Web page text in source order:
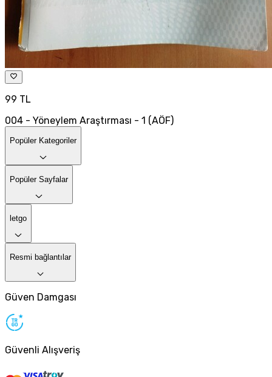
99 TL
004 - Yöneylem Araştırması - 1 (AÖF)
Popüler Kategoriler
Popüler Sayfalar
letgo
Resmi bağlantılar
Güven Damgası
Güvenli Alışveriş